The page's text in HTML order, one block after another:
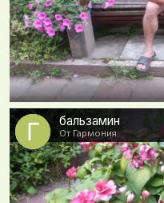
бальзамин
От Гармония